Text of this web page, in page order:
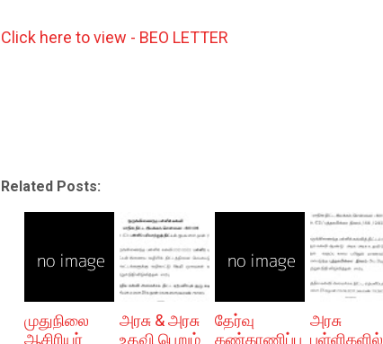
Click here to view - BEO LETTER
Related Posts:
முதுநிலை
ஆசிரியர்
அரசு & அரசு
உதவி பெறும்
தேர்வு
கண்காணிப்பு
அரசு
பள்ளிகளில்